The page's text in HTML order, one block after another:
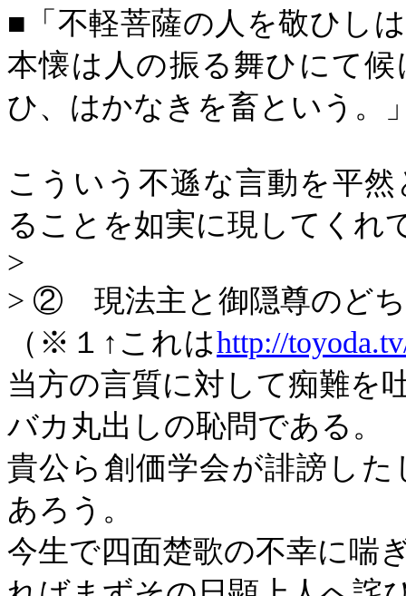
■「不軽菩薩の人を敬ひし
本懐は人の振る舞ひにて
ひ、はかなきを畜という。
こういう不遜な言動を平
ることを如実に現してくれ
>
> ② 現法主と御隠尊のどち
（※１↑これはhttp://
当方の言質に対して痴難を
バカ丸出しの恥問である。
貴公ら創価学会が誹謗し
あろう。
今生で四面楚歌の不幸に喘